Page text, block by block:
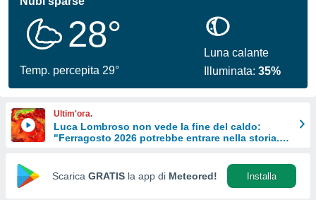
per
le
di
Web
28°
Temp. percepita 29°
Luna calante
Illuminata:35%
Ultim'ora.
Luca Lombroso non vede la fine del caldo:
"Ferragosto 2026 potrebbe entrare nella storia.
Scarica GRATIS la app di Meteored! Installa